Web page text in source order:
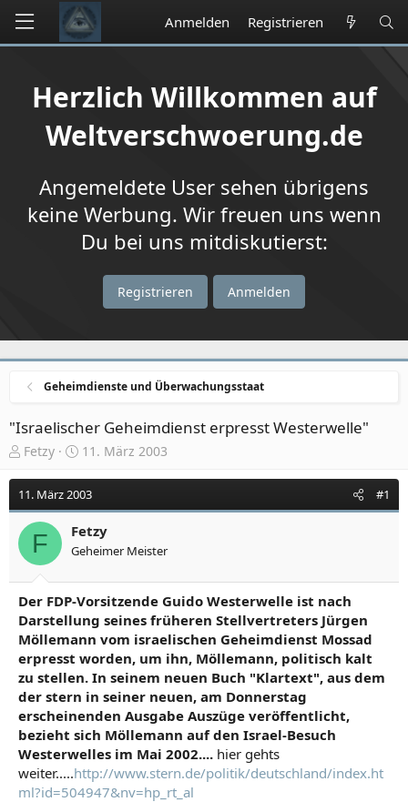
Anmelden Registrieren
Herzlich Willkommen auf
Weltverschwoerung.de
Angemeldete User sehen übrigens
keine Werbung. Wir freuen uns wenn
Du bei uns mitdiskutierst:
Registrieren Anmelden
Geheimdienste und Überwachungsstaat
"Israelischer Geheimdienst erpresst Westerwelle"
E
s
l
r
Fetzy
E
s
t
l
l
a
m
11. März 2003
11. März 2003 #1
F Fetzy
Geheimer Meister
Der FDP-Vorsitzende Guido Westerwelle ist nach
Darstellung seines früheren Stellvertreters Jürgen
Möllemann vom israelischen Geheimdienst Mossad
erpresst worden, um ihn, Möllemann, politisch kalt
zu stellen. In seinem neuen Buch "Klartext", aus dem
der stern in seiner neuen, am Donnerstag
erscheinenden Ausgabe Auszüge veröffentlicht,
bezieht sich Möllemann auf den Israel-Besuch
Westerwelles im Mai 2002.... hier gehts
weiter.....http://www.stern.de/politik/deutschland/index.ht
ml?id=504947&nv=hp_rt_al